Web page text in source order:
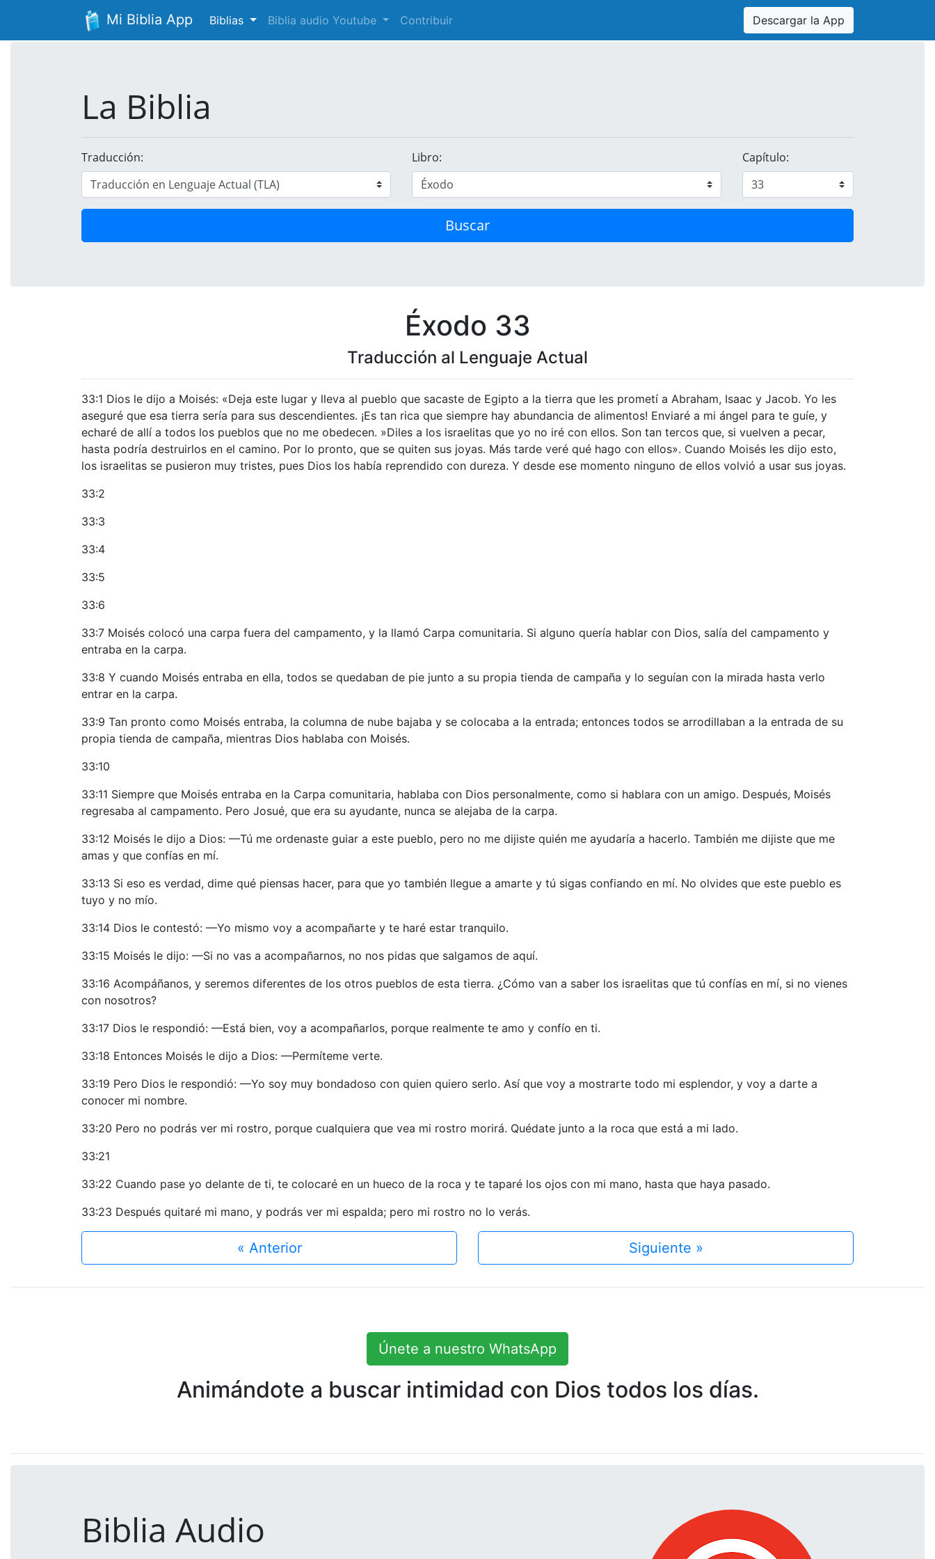
Mi Biblia App Biblias Biblia audio Youtube Contribuir Descargar la App
La Biblia
Traducción: Libro: Capítulo:
Buscar
Éxodo 33
Traducción al Lenguaje Actual
33:1 Dios le dijo a Moisés: «Deja este lugar y lleva al pueblo que sacaste de Egipto a la tierra que les prometí a Abraham, Isaac y Jacob. Yo les
aseguré que esa tierra sería para sus descendientes. ¡Es tan rica que siempre hay abundancia de alimentos! Enviaré a mi ángel para te guíe, y
echaré de allí a todos los pueblos que no me obedecen. »Diles a los israelitas que yo no iré con ellos. Son tan tercos que, si vuelven a pecar,
hasta podría destruirlos en el camino. Por lo pronto, que se quiten sus joyas. Más tarde veré qué hago con ellos». Cuando Moisés les dijo esto,
los israelitas se pusieron muy tristes, pues Dios los había reprendido con dureza. Y desde ese momento ninguno de ellos volvió a usar sus joyas.
33:2
33:3
33:4
33:5
33:6
33:7 Moisés colocó una carpa fuera del campamento, y la llamó Carpa comunitaria. Si alguno quería hablar con Dios, salía del campamento y
entraba en la carpa.
33:8 Y cuando Moisés entraba en ella, todos se quedaban de pie junto a su propia tienda de campaña y lo seguían con la mirada hasta verlo
entrar en la carpa.
33:9 Tan pronto como Moisés entraba, la columna de nube bajaba y se colocaba a la entrada; entonces todos se arrodillaban a la entrada de su
propia tienda de campaña, mientras Dios hablaba con Moisés.
33:10
33:11 Siempre que Moisés entraba en la Carpa comunitaria, hablaba con Dios personalmente, como si hablara con un amigo. Después, Moisés
regresaba al campamento. Pero Josué, que era su ayudante, nunca se alejaba de la carpa.
33:12 Moisés le dijo a Dios: —Tú me ordenaste guiar a este pueblo, pero no me dijiste quién me ayudaría a hacerlo. También me dijiste que me
amas y que confías en mí.
33:13 Si eso es verdad, dime qué piensas hacer, para que yo también llegue a amarte y tú sigas confiando en mí. No olvides que este pueblo es
tuyo y no mío.
33:14 Dios le contestó: —Yo mismo voy a acompañarte y te haré estar tranquilo.
33:15 Moisés le dijo: —Si no vas a acompañarnos, no nos pidas que salgamos de aquí.
33:16 Acompáñanos, y seremos diferentes de los otros pueblos de esta tierra. ¿Cómo van a saber los israelitas que tú confías en mí, si no vienes
con nosotros?
33:17 Dios le respondió: —Está bien, voy a acompañarlos, porque realmente te amo y confío en ti.
33:18 Entonces Moisés le dijo a Dios: —Permíteme verte.
33:19 Pero Dios le respondió: —Yo soy muy bondadoso con quien quiero serlo. Así que voy a mostrarte todo mi esplendor, y voy a darte a
conocer mi nombre.
33:20 Pero no podrás ver mi rostro, porque cualquiera que vea mi rostro morirá. Quédate junto a la roca que está a mi lado.
33:21
33:22 Cuando pase yo delante de ti, te colocaré en un hueco de la roca y te taparé los ojos con mi mano, hasta que haya pasado.
33:23 Después quitaré mi mano, y podrás ver mi espalda; pero mi rostro no lo verás.
« Anterior Siguiente »
Únete a nuestro WhatsApp
Animándote a buscar intimidad con Dios todos los días.
Biblia Audio